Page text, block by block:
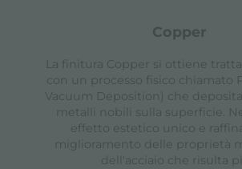
copper
La finitura Copper si ottiene
con un processo fisico chiamato
Vacuum Deposition) che
metalli nobili sulla superficie.
effetto estetico unico e
miglioramento delle proprietà
dell'acciaio che risulta